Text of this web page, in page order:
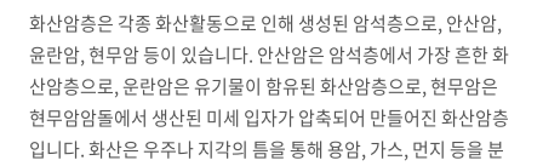
화산암층은 각종 화산활동으로 인해 생성된 암석층으로, 안산암,
윤란암, 현무암 등이 있습니다. 안산암은 암석층에서 가장 흔한 화
산암층으로, 운란암은 유기물이 함유된 화산암층으로, 현무암은
현무암암돌에서 생산된 미세 입자가 압축되어 만들어진 화산암층
입니다. 화산은 우주나 지각의 틈을 통해 용암, 가스, 먼지 등을 분